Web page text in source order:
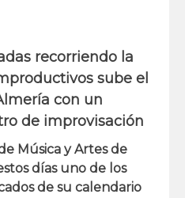
recorriendo la
sube el
con un
de improvisación
Música y Artes de
días uno de los
de su calendario